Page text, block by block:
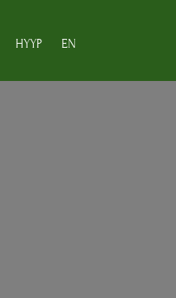
НҮҮР EN